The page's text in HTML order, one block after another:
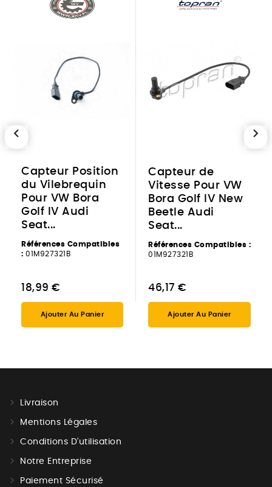
Capteur Position
du Vilebrequin
Pour VW Bora
Golf IV Audi
Seat...
Références Compatibles
: 01M927321B
18,99 €
Ajouter Au Panier
Capteur de
Vitesse Pour VW
Bora Golf IV New
Beetle Audi
Seat...
Références Compatibles :
01M927321B
46,17 €
Ajouter Au Panier
chevron_left chevron_right
Livraison
Mentions Légales
Conditions D'utilisation
Notre Entreprise
Paiement Sécurisé